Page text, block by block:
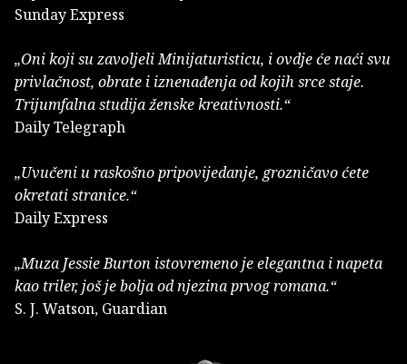
Sunday Express
„Oni koji su zavoljeli Minijaturisticu, i ovdje će naći svu
privlačnost, obrate i iznenađenja od kojih srce staje.
Trijumfalna studija ženske kreativnosti.“
Daily Telegraph
„Uvučeni u raskošno pripovijedanje, grozničavo ćete
okretati stranice.“
Daily Express
„Muza Jessie Burton istovremeno je elegantna i napeta
kao triler, još je bolja od njezina prvog romana.“
S. J. Watson, Guardian